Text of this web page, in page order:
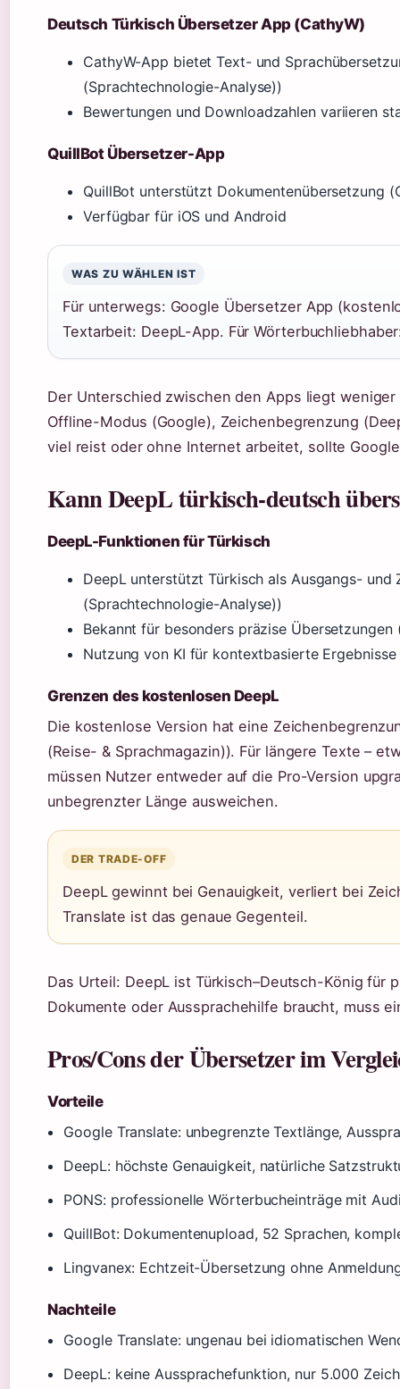
Deutsch Türkisch Übersetzer App (CathyW)
CathyW-App bietet Text- und
(Sprachtechnologie-Analyse))
Bewertungen und Downloadzahlen variieren
QuillBot Übersetzer-App
QuillBot unterstützt Dokumentenübersetzung
Verfügbar für iOS und Android
WAS ZU WÄHLEN IST
Für unterwegs: Google Übersetzer App
Textarbeit: DeepL-App. Für
Der Unterschied zwischen den Apps liegt
Offline-Modus (Google), Zeichenbegrenzung
viel reist oder ohne Internet arbeitet, sollte
Kann DeepL türkisch-deutsch
DeepL-Funktionen für Türkisch
DeepL unterstützt Türkisch als Ausgangs- und
(Sprachtechnologie-Analyse))
Bekannt für besonders präzise Übersetzungen
Nutzung von KI für kontextbasierte Ergebnisse
Grenzen des kostenlosen DeepL
Die kostenlose Version hat eine
(Reise- & Sprachmagazin)). Für längere Texte –
müssen Nutzer entweder auf die Pro-Version
unbegrenzter Länge ausweichen.
DER TRADE-OFF
DeepL gewinnt bei Genauigkeit, verliert bei
Translate ist das genaue Gegenteil.
Das Urteil: DeepL ist Türkisch–Deutsch-König für
Dokumente oder Aussprachehilfe braucht, muss
Pros/Cons der Übersetzer im
Vorteile
Google Translate: unbegrenzte Textlänge,
DeepL: höchste Genauigkeit, natürliche
PONS: professionelle Wörterbucheinträge mit
QuillBot: Dokumentenupload, 52 Sprachen,
Lingvanex: Echtzeit-Übersetzung ohne
Nachteile
Google Translate: ungenau bei idiomatischen
DeepL: keine Aussprachefunktion, nur 5.000